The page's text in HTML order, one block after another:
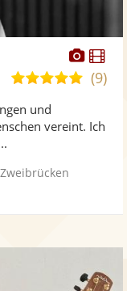
5,0(9)
und
vereint. Ich